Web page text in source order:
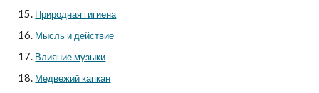
Природная гигиена
Мысль и действие
Влияние музыки
Медвежий капкан